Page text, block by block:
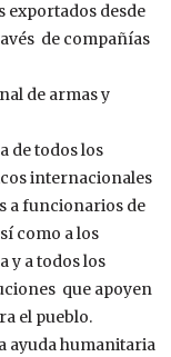
desde
de compañías
de armas y
todos los
internacionales
funcionarios de
como a los
y a todos los
que apoyen
el pueblo.
humanitaria